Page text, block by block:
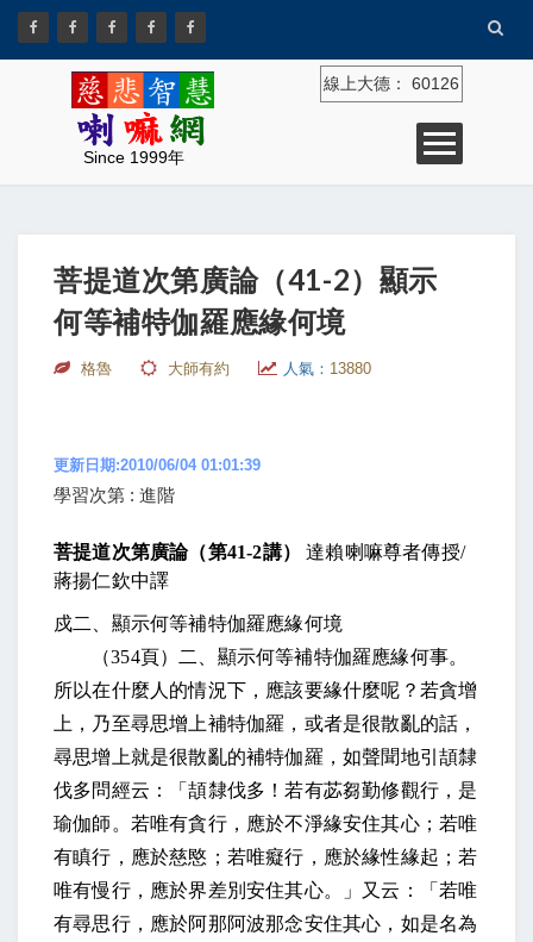
Since 1999年
線上大德： 60126
菩提道次第廣論（41-2）顯示
何等補特伽羅應緣何境
格魯 大師有約 人氣： 13880
更新日期:2010/06/04 01:01:39
學習次第 : 進階
菩提道次第廣論（第41-2講）達賴喇嘛尊者傳授/
蔣揚仁欽中譯
戍二、顯示何等補特伽羅應緣何境
（354頁）二、顯示何等補特伽羅應緣何事。
所以在什麼人的情況下，應該要緣什麼呢？若貪增
上，乃至尋思增上補特伽羅，或者是很散亂的話，
尋思增上就是很散亂的補特伽羅，如聲聞地引頡隸
伐多問經云：「頡隸伐多！若有苾芻勤修觀行，是
瑜伽師。若唯有貪行，應於不淨緣安住其心；若唯
有瞋行，應於慈愍；若唯癡行，應於緣性緣起；若
唯有慢行，應於界差別安住其心。」又云：「若唯
有尋思行，應於阿那阿波那念安住其心，如是名為